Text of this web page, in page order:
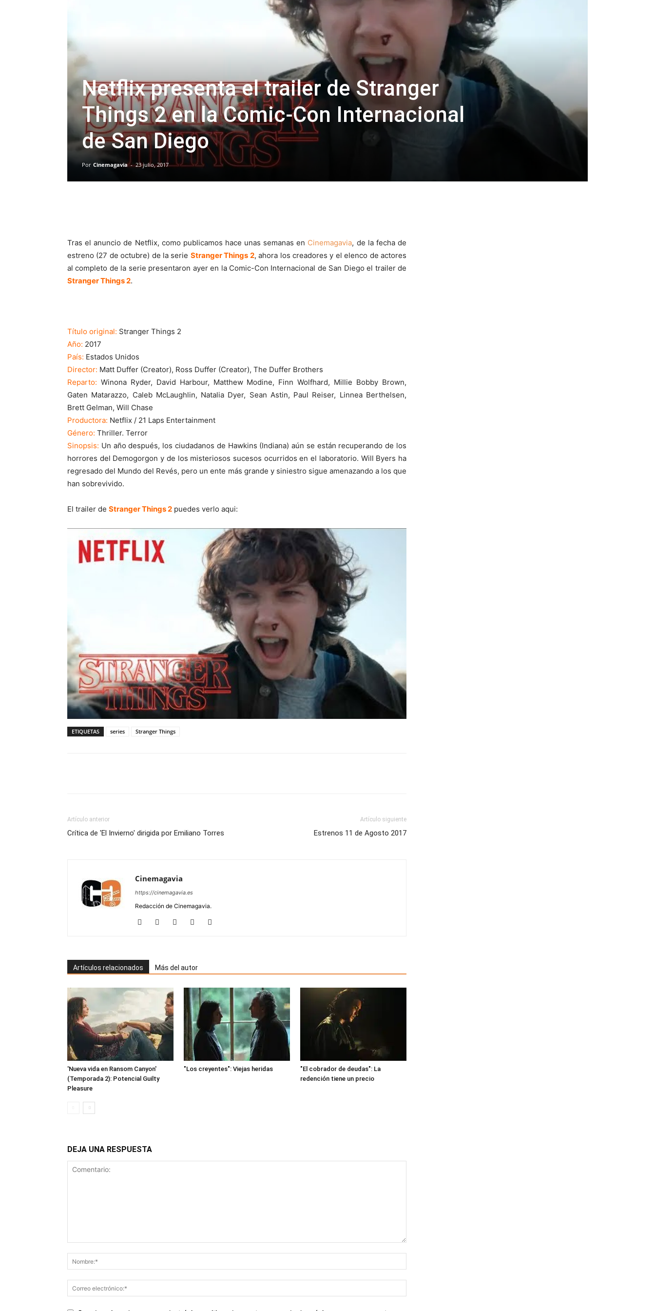
Netflix presenta el trailer de Stranger
Things 2 en la Comic-Con Internacional
de San Diego
Por Cinemagavia - 23 julio, 2017
Tras el anuncio de Netflix, como publicamos hace unas semanas en Cinemagavia, de la fecha de
estreno (27 de octubre) de la serie Stranger Things 2, ahora los creadores y el elenco de actores
al completo de la serie presentaron ayer en la Comic-Con Internacional de San Diego el trailer de
Stranger Things 2.
Título original: Stranger Things 2
Año: 2017
País: Estados Unidos
Director: Matt Duffer (Creator), Ross Duffer (Creator), The Duffer Brothers
Reparto: Winona Ryder, David Harbour, Matthew Modine, Finn Wolfhard, Millie Bobby Brown,
Gaten Matarazzo, Caleb McLaughlin, Natalia Dyer, Sean Astin, Paul Reiser, Linnea Berthelsen,
Brett Gelman, Will Chase
Productora: Netflix / 21 Laps Entertainment
Género: Thriller. Terror
Sinopsis: Un año después, los ciudadanos de Hawkins (Indiana) aún se están recuperando de los
horrores del Demogorgon y de los misteriosos sucesos ocurridos en el laboratorio. Will Byers ha
regresado del Mundo del Revés, pero un ente más grande y siniestro sigue amenazando a los que
han sobrevivido.
El trailer de Stranger Things 2 puedes verlo aqui:
ETIQUETAS series Stranger Things
Artículo anterior
Crítica de 'El Invierno' dirigida por Emiliano Torres
Artículo siguiente
Estrenos 11 de Agosto 2017
Cinemagavia
https://cinemagavia.es
Redacción de Cinemagavia.
Artículos relacionados Más del autor
'Nueva vida en Ransom Canyon'
(Temporada 2): Potencial Guilty
Pleasure
"Los creyentes": Viejas heridas
"El cobrador de deudas": La
redención tiene un precio
DEJA UNA RESPUESTA